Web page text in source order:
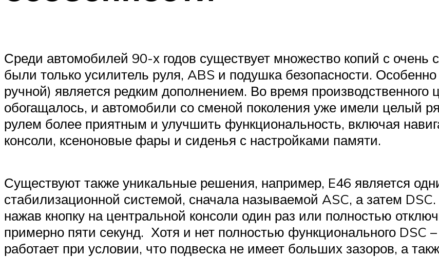
Среди автомобилей 90-х годов существует множество копий с
были только усилитель руля, ABS и подушка безопасности.
ручной) является редким дополнением. Во время производственного
обогащалось, и автомобили со сменой поколения уже имели целый
рулем более приятным и улучшить функциональность, включая
консоли, ксеноновые фары и сиденья с настройками памяти.
Существуют также уникальные решения, например, E46 является
стабилизационной системой, сначала называемой ASC, а затем
нажав кнопку на центральной консоли один раз или полностью
примерно пяти секунд. Хотя и нет полностью функционального DSC
работает при условии, что подвеска не имеет больших зазоров, а